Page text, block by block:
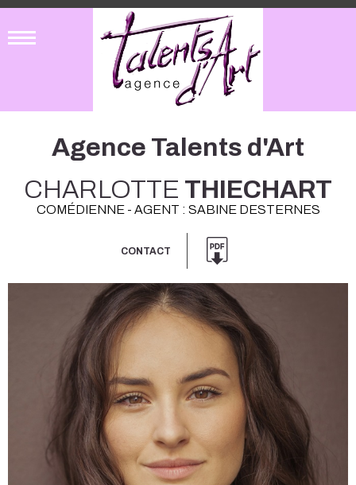
Agence Talents d'Art
CHARLOTTE THIECHART
COMÉDIENNE - AGENT : SABINE DESTERNES
CONTACT